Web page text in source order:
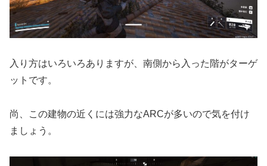
入り方はいろいろありますが、南側から入った階がターゲ
ットです。
尚、この建物の近くには強力なARCが多いので気を付け
ましょう。